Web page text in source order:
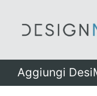
Aggiungi